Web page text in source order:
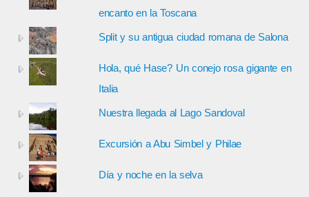
encanto en la Toscana
Split y su antigua ciudad romana de Salona
Hola, qué Hase? Un conejo rosa gigante en
Italia
Nuestra llegada al Lago Sandoval
Excursión a Abu Simbel y Philae
Día y noche en la selva